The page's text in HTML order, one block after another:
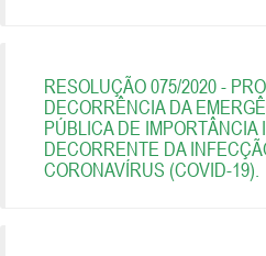
RESOLUÇÃO 075/2020 -
DECORRÊNCIA DA
PÚBLICA DE IMPORTÂNCIA
DECORRENTE DA
CORONAVÍRUS (COVID-19).